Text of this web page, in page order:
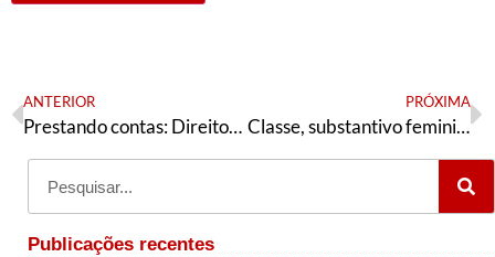
ANTERIOR
Prestando contas: Direitos humanos e políticas sociais na CUT (2015-2019)
PRÓXIMA
Classe, substantivo feminino
Publicações recentes